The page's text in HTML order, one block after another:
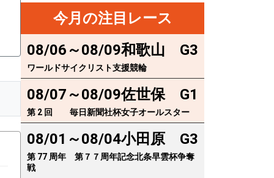
今月の注目レース
08/06～08/09和歌山 G3
ワールドサイクリスト支援競輪
08/07～08/09佐世保 G1
第 2 回 毎日新聞社杯女子オールスター
08/01～08/04小田原 G3
第 77 周年 第７７周年記念北条早雲杯争奪
戦